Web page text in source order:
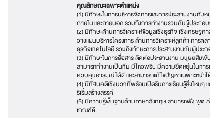
คุณลักษณะเฉพาะตำแหน่ง
(1) มีทักษะในการบริหารจัดการและการประสานงานกับหน่
ภายใน และภายนอก รวมถึงการทำงานร่วมกับผู้ประกอบก
(2) มีทักษะด้านการวิเคราะห์ข้อมูลเชิงธุรกิจ เชิงเศรษฐศาส
วางแผนบริหารโครงการ ด้านการวิเคราะห์ลูกค้า การตลาด
ธุรกิจเทคโนโลยี รวมถึงทักษะการประสานงานกับผู้ประกอ
(3) มีทักษะในการสื่อสาร ติดต่อประสานงาน มนุษยสัมพันธ์
สามารถทำงานเป็นทีม มีไหวพริบ มีความยืดหยุ่นในการท
ควบคุมอารมณ์ได้ดี และสามารถแก้ไขปัญหาเฉพาะหน้าได้ดี
(4) มีทัศนคติเชิงบวกที่พร้อมเปิดรับการเรียนรู้สิ่งใหม่ๆ แล
ริเริ่มสร้างสรรค์
(5) มีความรู้พื้นฐานด้านภาษาอังกฤษ สามารถฟัง พูด อ่าน
เกณฑ์ดี